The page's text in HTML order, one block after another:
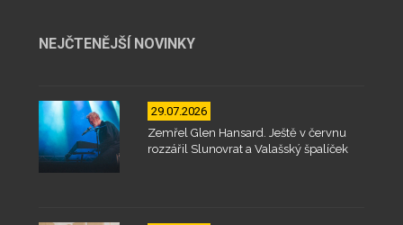
NEJČTENĚJŠÍ NOVINKY
29.07.2026
Zemřel Glen Hansard. Ještě v červnu
rozzářil Slunovrat a Valašský špalíček